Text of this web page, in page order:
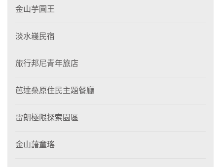
金山芋圓王
淡水嶘民宿
旅行邦尼青年旅店
芭達桑原住民主題餐廳
雷朗極限探索園區
金山藷童瑤